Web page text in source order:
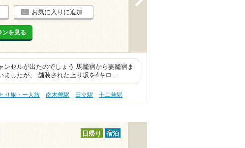
お気に入りに追加
ンを見る
セルが出たのでしょう 馬籠宿から妻籠宿ま
ましたが、 舗装された上り坂を4キロ…
り旅・一人旅 南木曽駅 田立駅 十二兼駅
日帰り 宿泊